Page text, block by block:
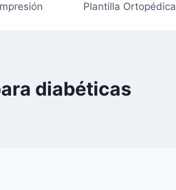
Plantilla Ortopédica
diabéticas